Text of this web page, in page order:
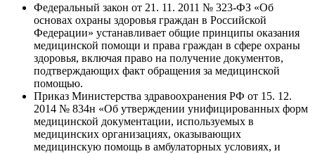
Федеральный закон от 21. 11. 2011 № 323-ФЗ «Об
основах охраны здоровья граждан в Российской
Федерации» устанавливает общие принципы оказания
медицинской помощи и права граждан в сфере охраны
здоровья, включая право на получение документов,
подтверждающих факт обращения за медицинской
помощью.
Приказ Министерства здравоохранения РФ от 15. 12.
2014 № 834н «Об утверждении унифицированных форм
медицинской документации, используемых в
медицинских организациях, оказывающих
медицинскую помощь в амбулаторных условиях, и